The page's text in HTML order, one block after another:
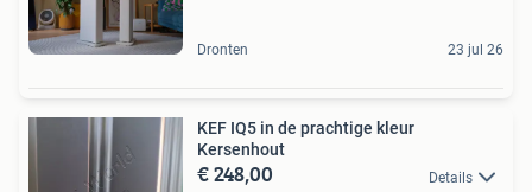
Dronten 23 jul 26
KEF IQ5 in de prachtige kleur
Kersenhout
€ 248,00 Details